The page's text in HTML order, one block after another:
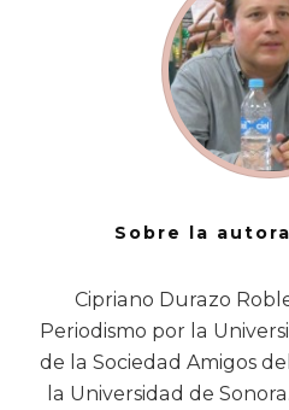
Sobre la
Cipriano Durazo
Periodismo por la
de la Sociedad Amigos
la Universidad de